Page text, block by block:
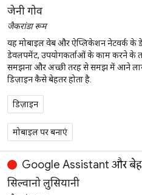
जेनी गोव
जैकरांडा रूम
यह मोबाइल वेब और ऐप्लिकेशन नेटवर्क के
डेवलपमेंट, उपयोगकर्ताओं के काम करने के
समझना और अच्छी तरह से समझ में आने
डिज़ाइन कैसे बेहतर होता है.
डिज़ाइन
मोबाइल पर बनाएं
Google Assistant और
सिल्वानो लुसियानी